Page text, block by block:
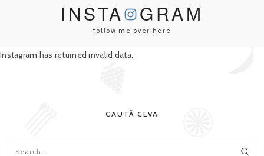
INSTA GRAM
follow me over here
Instagram has returned invalid data.
CAUTĂ CEVA